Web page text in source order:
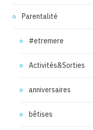
Parentalité
#etremere
Activités&Sorties
anniversaires
bêtises